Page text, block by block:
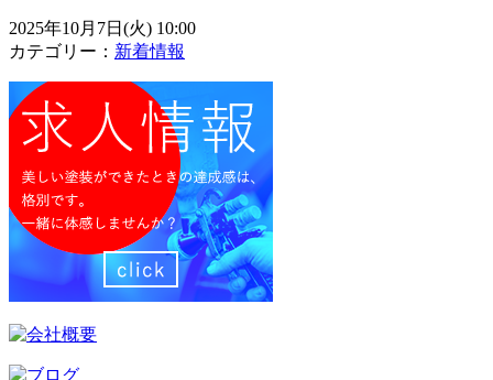
2025年10月7日(火) 10:00
カテゴリー： 新着情報